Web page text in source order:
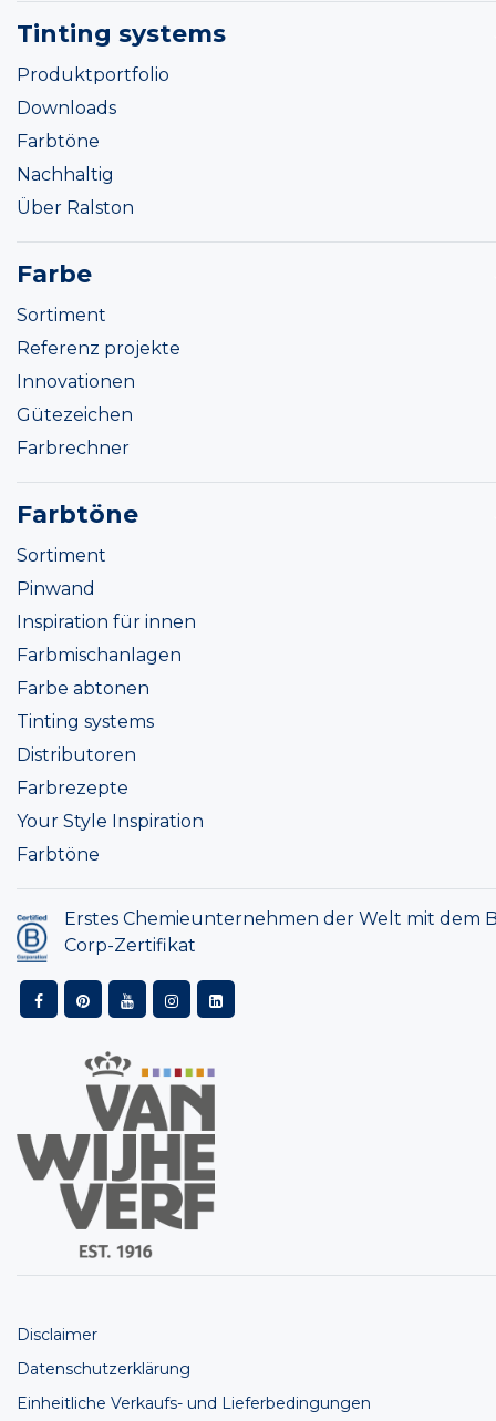
Tinting systems
Produktportfolio
Downloads
Farbtöne
Nachhaltig
Über Ralston
Farbe
Sortiment
Referenz projekte
Innovationen
Gütezeichen
Farbrechner
Farbtöne
Sortiment
Pinwand
Inspiration für innen
Farbmischanlagen
Farbe abtonen
Tinting systems
Distributoren
Farbrezepte
Your Style Inspiration
Farbtöne
Erstes Chemieunternehmen der Welt mit dem
Corp-Zertifikat
Disclaimer
Datenschutzerklärung
Einheitliche Verkaufs- und Lieferbedingungen